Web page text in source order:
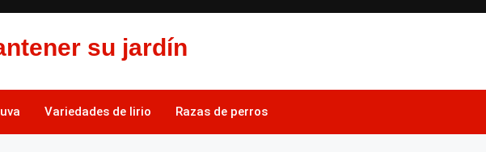
su jardín
Variedades de lirio Razas de perros